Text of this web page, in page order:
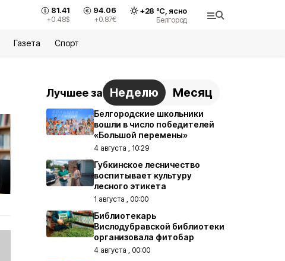
81.41
+0.48$
94.06
+0.87€
+28 °С, ясно
Белгород
Газета Спорт
Лучшее за Неделю Месяц
Белгородские школьники
вошли в число победителей
«Большой перемены»
4 августа , 10:29
Губкинское лесничество
воспитывает культуру
лесного этикета
1 августа , 00:00
Библиотекарь
Вислодубравской библиотеки
организовала фитобар
4 августа , 00:00